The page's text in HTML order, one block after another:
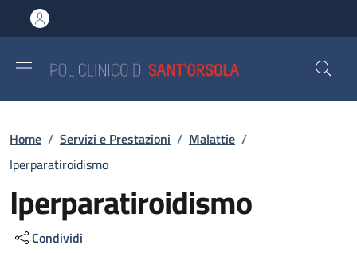
al contenuto principale
to footer content
Briciole di pane
Home / Servizi e Prestazioni / Malattie /
Iperparatiroidismo
Iperparatiroidismo
Condividi